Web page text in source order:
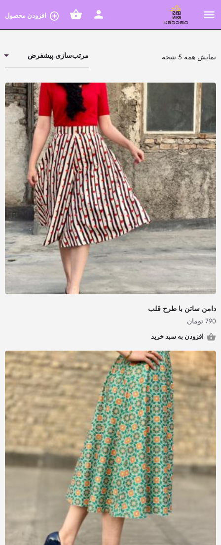
افزودن محصول
نمایش همه 5 نتیجه مرتب‌سازی پیشفرض
دامن ساتن با طرح قلب
790 تومان
افزودن به سبد خرید